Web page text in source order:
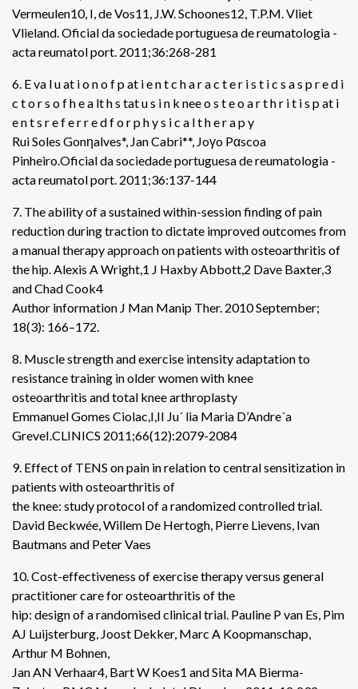
Vermeulen10, I, de Vos11, J.W. Schoones12, T.P.M. Vliet
Vlieland. Oficial da sociedade portuguesa de reumatologia -
acta reumatol port. 2011;36:268-281
6. E va l u at i o n o f p at i e n t c h a r a c t e r i s t i c s a s p r e d i
c t o r s o f h e a lt h s tat u s i n k nee o s t e o a r t h r i t i s p at i
e n t s r e f e r r e d f o r p h y s i c a l t h e r a p y
Rui Soles Gonηalves*, Jan Cabri**, Joγo Pαscoa
Pinheiro.Oficial da sociedade portuguesa de reumatologia -
acta reumatol port. 2011;36:137-144
7. The ability of a sustained within-session finding of pain
reduction during traction to dictate improved outcomes from
a manual therapy approach on patients with osteoarthritis of
the hip. Alexis A Wright,1 J Haxby Abbott,2 Dave Baxter,3
and Chad Cook4
Author information J Man Manip Ther. 2010 September;
18(3): 166–172.
8. Muscle strength and exercise intensity adaptation to
resistance training in older women with knee
osteoarthritis and total knee arthroplasty
Emmanuel Gomes Ciolac,I,II Ju´ lia Maria D’Andre´a
GreveI.CLINICS 2011;66(12):2079-2084
9. Effect of TENS on pain in relation to central sensitization in
patients with osteoarthritis of
the knee: study protocol of a randomized controlled trial.
David Beckwée, Willem De Hertogh, Pierre Lievens, Ivan
Bautmans and Peter Vaes
10. Cost-effectiveness of exercise therapy versus general
practitioner care for osteoarthritis of the
hip: design of a randomised clinical trial. Pauline P van Es, Pim
AJ Luijsterburg, Joost Dekker, Marc A Koopmanschap,
Arthur M Bohnen,
Jan AN Verhaar4, Bart W Koes1 and Sita MA Bierma-